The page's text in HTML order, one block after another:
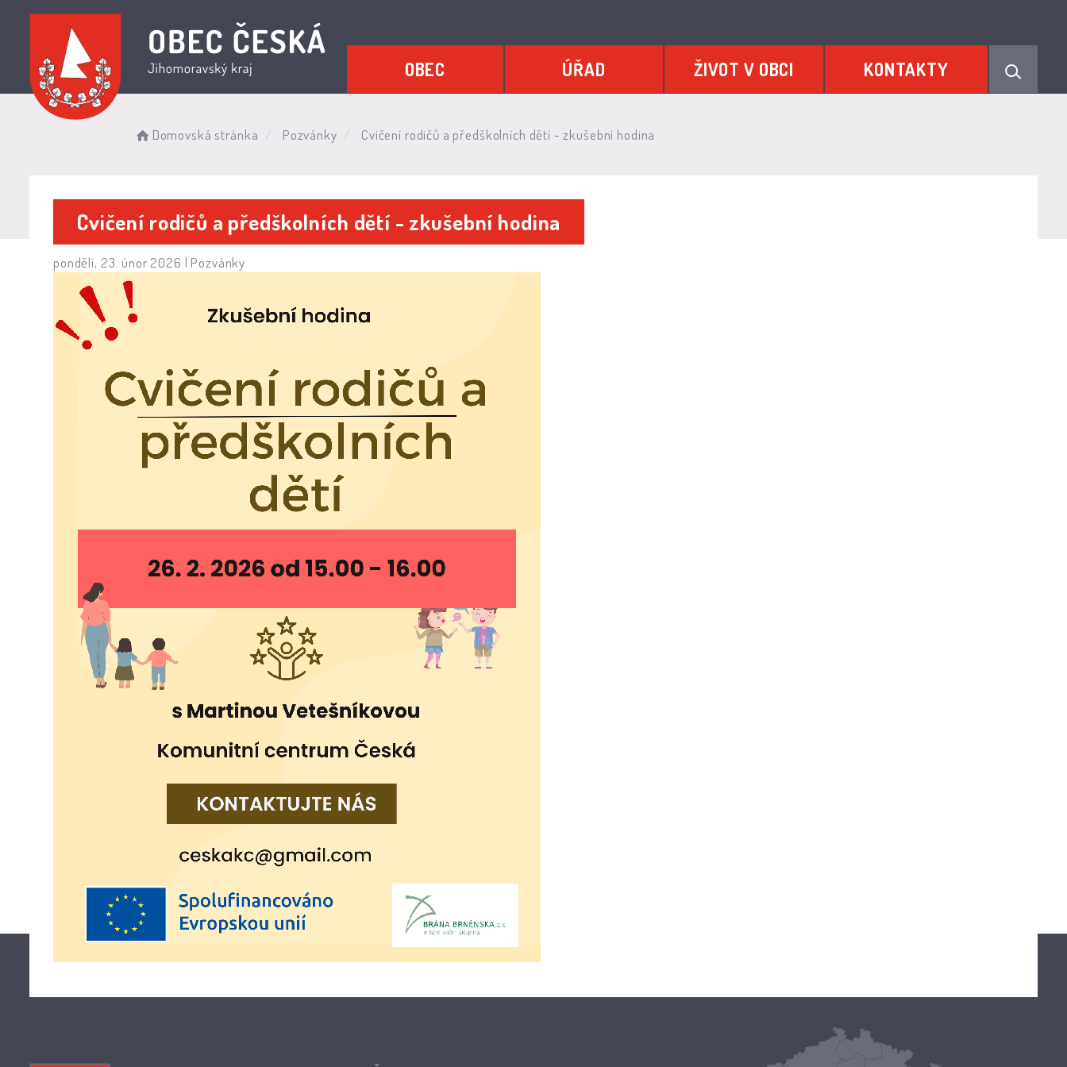
OBEC ÚŘAD ŽIVOT V OBCI KONTAKTY
Domovská stránka Pozvánky Cvičení rodičů a předškolních dětí - zkušební hodina
Cvičení rodičů a předškolních dětí - zkušební hodina
pondělí, 23. únor 2026 | Pozvánky